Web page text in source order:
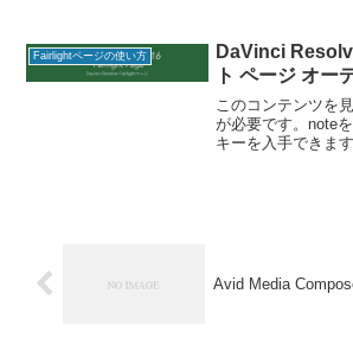
Fairlightページの使い方
DaVinci
ト ページ オー
このコンテンツを
が必要です。note
キーを入手できま
Avid Media